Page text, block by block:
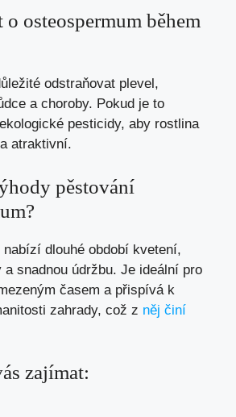
o osteospermum během
odstraňovat plevel,
a choroby. Pokud je to
pesticidy, aby rostlina
atraktivní.
pěstování
dlouhé období kvetení,
snadnou údržbu. Je ideální pro
časem a přispívá k
zahrady, což z něj činí
zajímat: